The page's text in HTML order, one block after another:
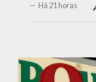
Há 21 horas